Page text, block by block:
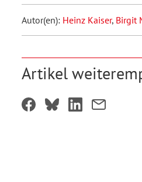
Autor(en): Heinz Kaiser, Birgit
Artikel